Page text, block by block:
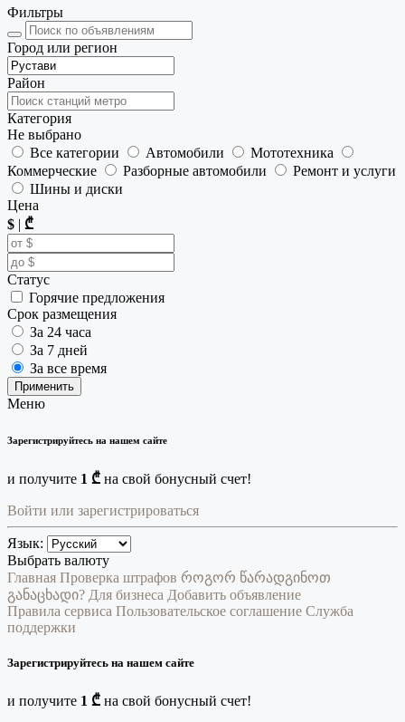
Фильтры
Город или регион
Район
Категория
Не выбрано
Все категории
Автомобили
Мототехника
Коммерческие
Разборные автомобили
Ремонт и услуги
Шины и диски
Цена
$ | ₾
Статус
Горячие предложения
Срок размещения
За 24 часа
За 7 дней
За все время
Применить
Меню
Зарегистрируйтесь на нашем сайте
и получите 1 ₾ на свой бонусный счет!
Войти или зарегистрироваться
Язык:
Выбрать валюту
Главная Проверка штрафов როგორ წარადგინოთ
განაცხადი? Для бизнеса Добавить объявление
Правила сервиса Пользовательское соглашение Служба
поддержки
Зарегистрируйтесь на нашем сайте
и получите 1 ₾ на свой бонусный счет!